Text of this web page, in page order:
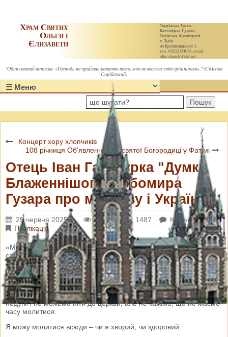
Українська Греко-
Католицька Церква.
Львівська Архиєпархія,
м.Львів,
пл.Кропивницького 1,
тел. (032)2334073, email:
olha-church@ukr.net
Храм Святих
Ольги і
Єлизавети
"Один святий написав: «Господь не приймає молитви того, хто не вважає себе грішником»." (Св.Ісаак
Сирійський)
Пошук
Концерт хору хлопчиків
108 річниця Об'явлення Пресвятої Богородиці у Фатімі
Отець Іван Галімурка "Думки
Блаженнішого Любомира
Гузара про молитву і Україну".
25 червня 2025 р. Переглядів: 1487
Коментарі: 0
Публікації
«Молитися – це не означає скласти руки й чекати, коли все
само собою станеться як слід. Ми поручаємо Богові наше
майбутнє, нашу долю, але ми є людьми і тому повинні діяти. Є
така англійська приповідка: «Працюй так, ніби все залежить від
тебе, а молися так, ніби все залежить від Бога».
«Безумовно, є такі моменти, коли ми переживаємо труднощі,
недуги і не можемо піти до церкви, але не кажімо, що не маємо
часу молитися.
Я можу молитися всюди – чи я хворий, чи здоровий.